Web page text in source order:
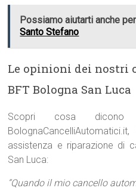
Possiamo aiutarti anche per
Santo Stefano
Le opinioni dei nostri
BFT Bologna San Luca
Scopri cosa
assistenza e riparazione di
San Luca:
“Quando il mio cancello